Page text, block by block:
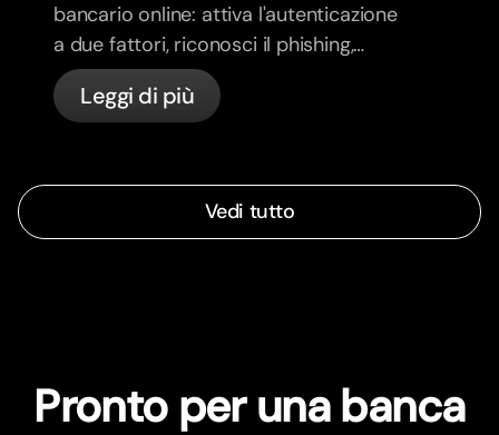
bancario online: attiva l'autenticazione
a due fattori, riconosci il phishing,
gestisci le tue carte e scopri come
bunq protegge il tuo denaro
Leggi di più
Vedi tutto
Pronto per una banca